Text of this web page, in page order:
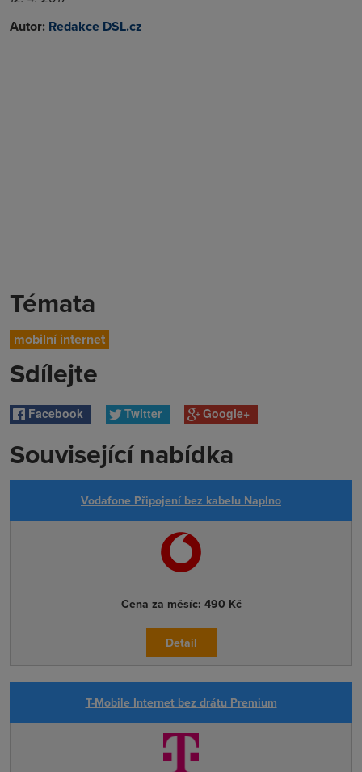
Autor: Redakce DSL.cz
Témata
mobilní internet
Sdílejte
Facebook Twitter Google+
Související nabídka
Vodafone Připojení bez kabelu Naplno
Cena za měsíc: 490 Kč
Detail
T-Mobile Internet bez drátu Premium